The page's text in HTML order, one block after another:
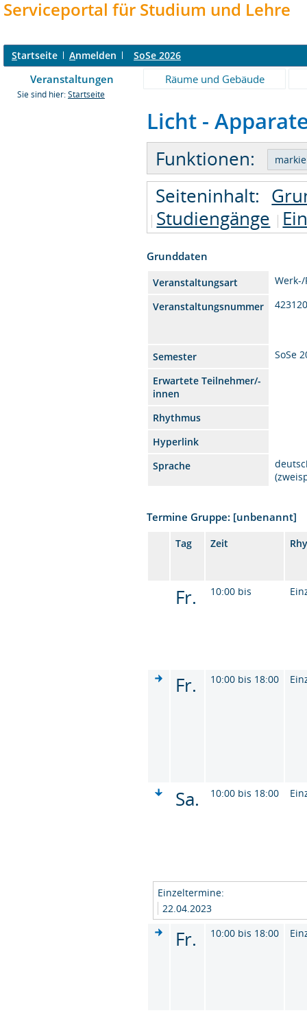
Serviceportal für Studium und Lehre
Startseite Anmelden SoSe 2026
Veranstaltungen Räume und Gebäude
Sie sind hier: Startseite
Licht -
Funktionen:
Seiteninhalt:
Studiengänge
Grunddaten
Veranstaltungsart
Veranstaltungsnummer
Semester
SoSe
Erwartete Teilnehmer/-
innen
Rhythmus
Hyperlink
Sprache
Termine Gruppe: [unbenannt]
Tag Zeit
Fr. 10:00 bis
Fr. 10:00 bis 18:00
Sa. 10:00 bis 18:00
Einzeltermine:
22.04.2023
Fr. 10:00 bis 18:00